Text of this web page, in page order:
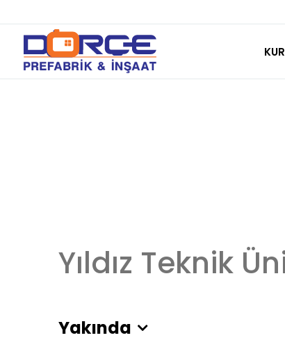
content
Yıldız Teknik
Yakında